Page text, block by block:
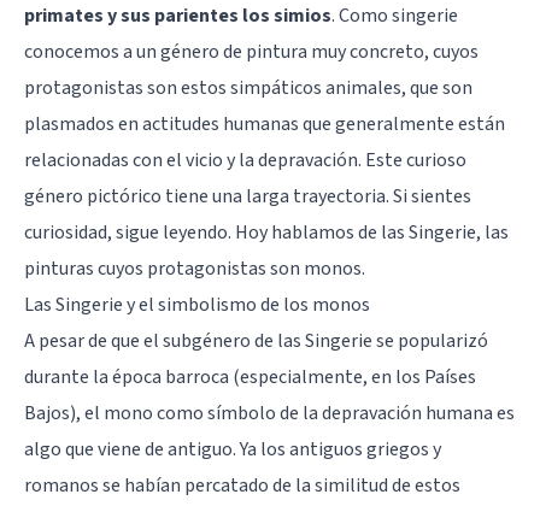
primates y sus parientes los simios. Como singerie
conocemos a un género de pintura muy concreto, cuyos
protagonistas son estos simpáticos animales, que son
plasmados en actitudes humanas que generalmente están
relacionadas con el vicio y la depravación. Este curioso
género pictórico tiene una larga trayectoria. Si sientes
curiosidad, sigue leyendo. Hoy hablamos de las Singerie, las
pinturas cuyos protagonistas son monos.
Las Singerie y el simbolismo de los monos
A pesar de que el subgénero de las Singerie se popularizó
durante la época barroca (especialmente, en los Países
Bajos), el mono como símbolo de la depravación humana es
algo que viene de antiguo. Ya los antiguos griegos y
romanos se habían percatado de la similitud de estos